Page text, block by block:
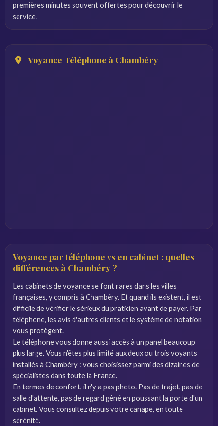
premières minutes souvent offertes pour découvrir le
service.
Voyance Téléphone à Chambéry
Voyance par téléphone vs en cabinet : quelles
différences à Chambéry ?
Les cabinets de voyance se font rares dans les villes
françaises, y compris à Chambéry. Et quand ils existent, il est
difficile de vérifier le sérieux du praticien avant de payer. Par
téléphone, les avis d'autres clients et le système de notation
vous protègent.
Le téléphone vous donne aussi accès à un panel beaucoup
plus large. Vous n'êtes plus limité aux deux ou trois voyants
installés à Chambéry : vous choisissez parmi des dizaines de
spécialistes dans toute la France.
En termes de confort, il n'y a pas photo. Pas de trajet, pas de
salle d'attente, pas de regard gêné en poussant la porte d'un
cabinet. Vous consultez depuis votre canapé, en toute
sérénité.